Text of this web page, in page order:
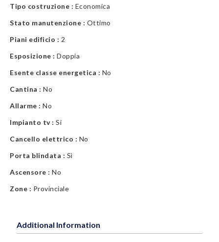
Tipo costruzione : Economica
Stato manutenzione : Ottimo
Piani edificio : 2
Esposizione : Doppia
Esente classe energetica : No
Cantina : No
Allarme : No
Impianto tv : Si
Cancello elettrico : No
Porta blindata : Sì
Ascensore : No
Zone : Provinciale
Additional Information